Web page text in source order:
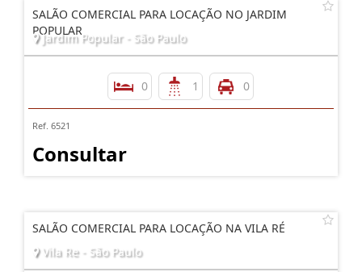
SALÃO COMERCIAL PARA LOCAÇÃO NO JARDIM
POPULAR
Jardim Popular - São Paulo
0 1 0
Ref. 6521
Consultar
SALÃO COMERCIAL PARA LOCAÇÃO NA VILA RÉ
Vila Re - São Paulo